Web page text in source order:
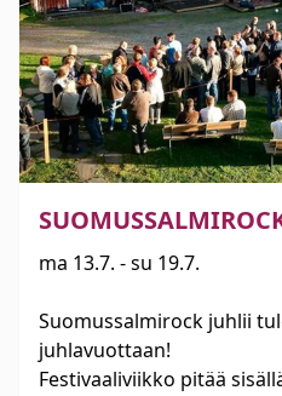
ma 13.7. - su 19.7.
Suomussalmirock juhlii
juhlavuottaan!
Festivaaliviikko pitää